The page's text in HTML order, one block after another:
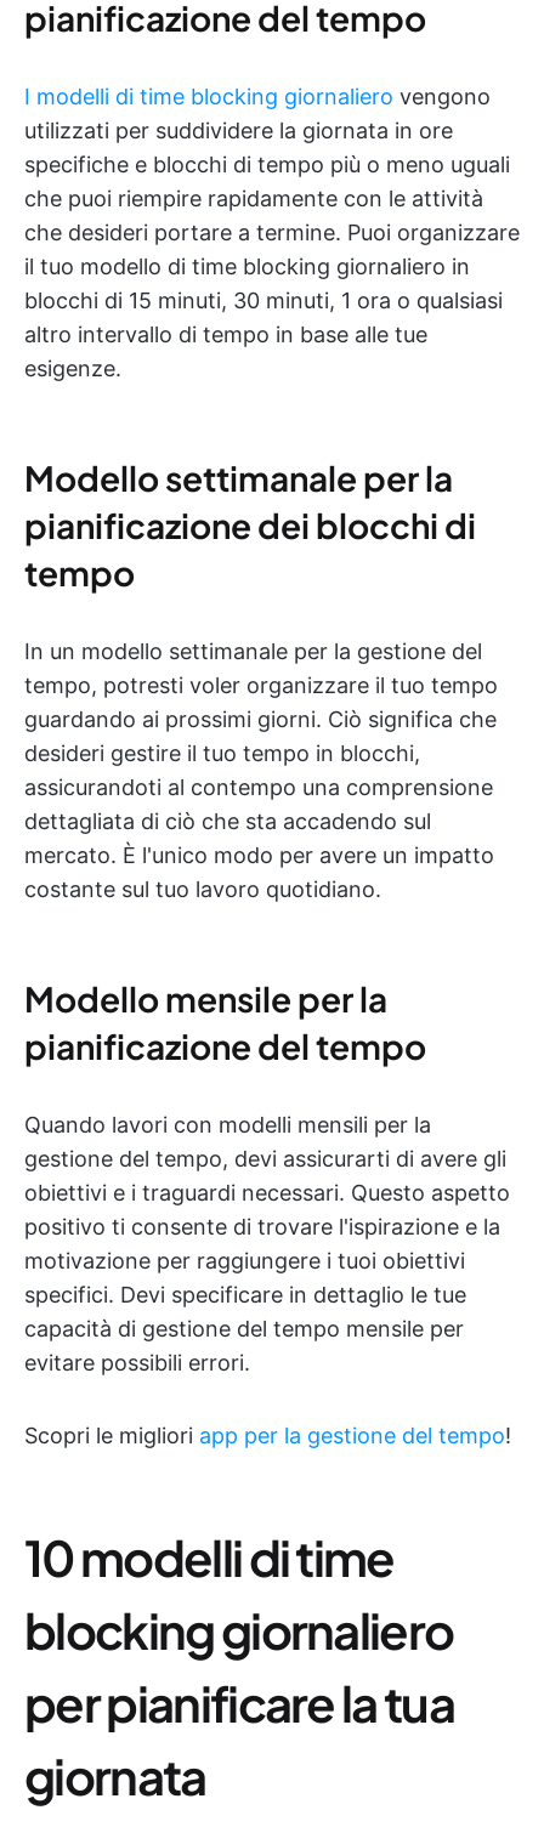
pianificazione del tempo
I modelli di time blocking giornaliero vengono
utilizzati per suddividere la giornata in ore
specifiche e blocchi di tempo più o meno uguali
che puoi riempire rapidamente con le attività
che desideri portare a termine. Puoi organizzare
il tuo modello di time blocking giornaliero in
blocchi di 15 minuti, 30 minuti, 1 ora o qualsiasi
altro intervallo di tempo in base alle tue
esigenze.
Modello settimanale per la
pianificazione dei blocchi di
tempo
In un modello settimanale per la gestione del
tempo, potresti voler organizzare il tuo tempo
guardando ai prossimi giorni. Ciò significa che
desideri gestire il tuo tempo in blocchi,
assicurandoti al contempo una comprensione
dettagliata di ciò che sta accadendo sul
mercato. È l'unico modo per avere un impatto
costante sul tuo lavoro quotidiano.
Modello mensile per la
pianificazione del tempo
Quando lavori con modelli mensili per la
gestione del tempo, devi assicurarti di avere gli
obiettivi e i traguardi necessari. Questo aspetto
positivo ti consente di trovare l'ispirazione e la
motivazione per raggiungere i tuoi obiettivi
specifici. Devi specificare in dettaglio le tue
capacità di gestione del tempo mensile per
evitare possibili errori.
Scopri le migliori app per la gestione del tempo!
10 modelli di time
blocking giornaliero
per pianificare la tua
giornata